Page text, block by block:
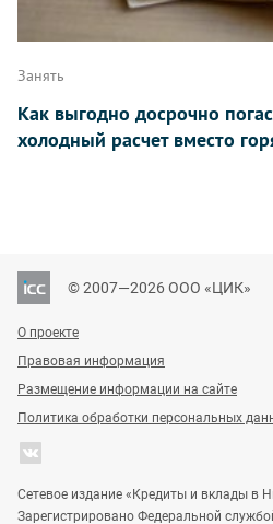
Занять
Как выгодно досрочно
холодный расчет вместо
© 2007—2026 ООО «ЦИК»
О проекте
Правовая информация
Размещение информации на сайте
Политика обработки персональных
Сетевое издание «Кредиты и вклады в
Зарегистрировано Федеральной